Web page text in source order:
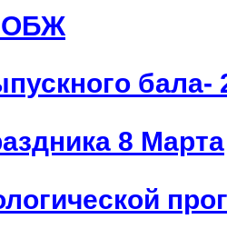
ОБЖ
бала-
8 Марта